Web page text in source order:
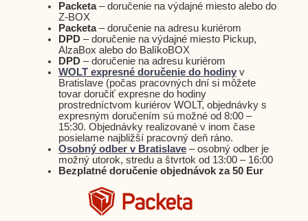
Packeta– doručenie na výdajné miesto alebo do
Z-BOX
Packeta– doručenie na adresu kuriérom
DPD – doručenie na výdajné miesto Pickup,
AlzaBox alebo do BalíkoBOX
DPD – doručenie na adresu kuriérom
WOLT expresné doručenie do hodiny v
Bratislave (počas pracovných dní si môžete
tovar doručiť expresne do hodiny
prostredníctvom kuriérov WOLT, objednávky s
expresným doručením sú možné od 8:00 –
15:30. Objednávky realizované v inom čase
posielame najbližší pracovný deň ráno.
Osobný odber v Bratislave – osobný odber je
možný utorok, stredu a štvrtok od 13:00 – 16:00
Bezplatné doručenie objednávok za 50 Eur